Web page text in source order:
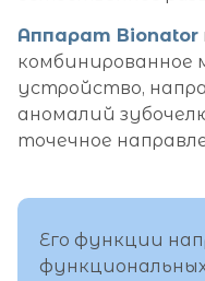
Аппарат Bionator
комбинированное
устройство,
аномалий
точечное
Его функции